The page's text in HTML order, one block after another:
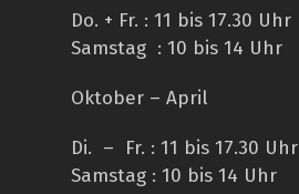
Do. + Fr. : 11 bis 17.30 Uhr
Samstag : 10 bis 14 Uhr
Oktober – April
Di. – Fr. : 11 bis 17.30 Uhr
Samstag : 10 bis 14 Uhr